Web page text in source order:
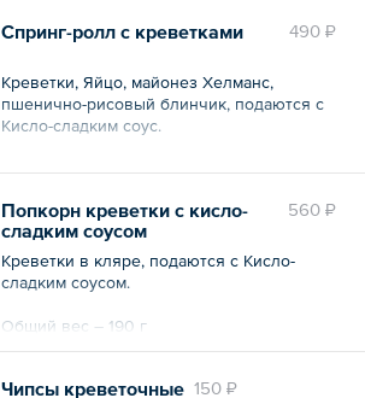
Общий вес – 150 г 490 ₽
Спринг-ролл с креветками
Креветки, Яйцо, майонез Хелманс,
пшенично-рисовый блинчик, подаются с
Кисло-сладким соус.
3 шт.
Общий вес – 150 г 560 ₽
Попкорн креветки с кисло-
сладким соусом
Креветки в кляре, подаются с Кисло-
сладким соусом.
Общий вес – 190 г
150 ₽
Чипсы креветочные